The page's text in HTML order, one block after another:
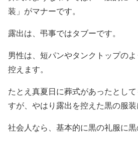
装」がマナーです。
露出は、弔事ではタブーです。
男性は、短パンやタンクトップの
控えます。
たとえ真夏日に葬式があったとし
すが、やはり露出を控えた黒の服装
社会人なら、基本的に黒の礼服に黒